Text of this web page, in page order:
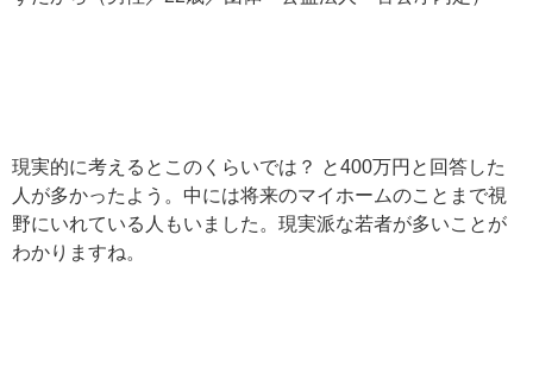
現実的に考えるとこのくらいでは？ と400万円と回答した
人が多かったよう。中には将来のマイホームのことまで視
野にいれている人もいました。現実派な若者が多いことが
わかりますね。